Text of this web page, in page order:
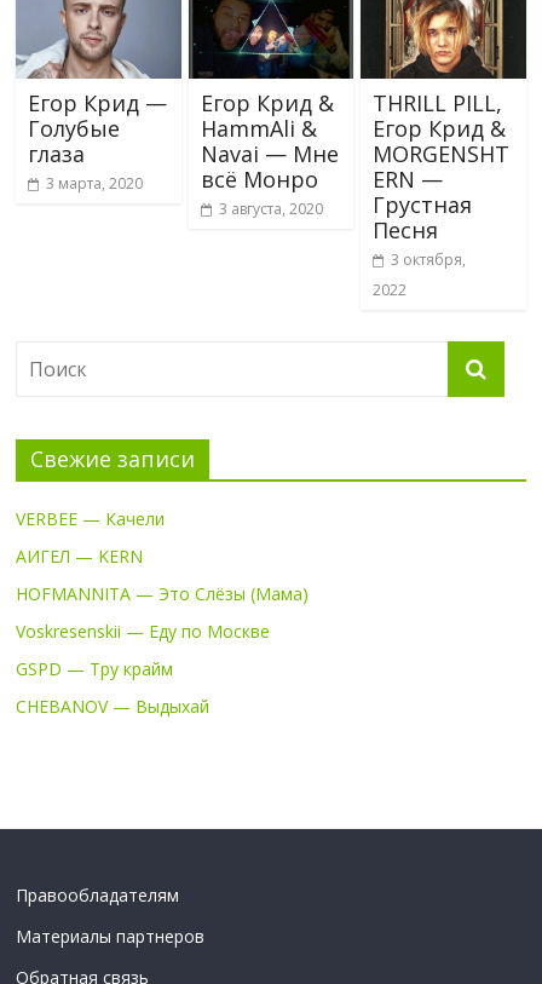
Егор Крид —
Голубые
глаза
3 марта, 2020
Егор Крид &
HammAli &
Navai — Мне
всё Монро
3 августа, 2020
THRILL PILL,
Егор Крид &
MORGENSHT
ERN —
Грустная
Песня
3 октября,
2022
Свежие записи
VERBEE — Качели
АИГЕЛ — KERN
HOFMANNITA — Это Слёзы (Мама)
Voskresenskii — Еду по Москве
GSPD — Тру крайм
CHEBANOV — Выдыхай
Правообладателям
Материалы партнеров
Обратная связь